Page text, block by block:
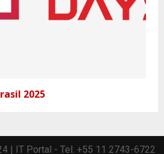
2025
| IT Portal - Tel: +55 11 2743-6722